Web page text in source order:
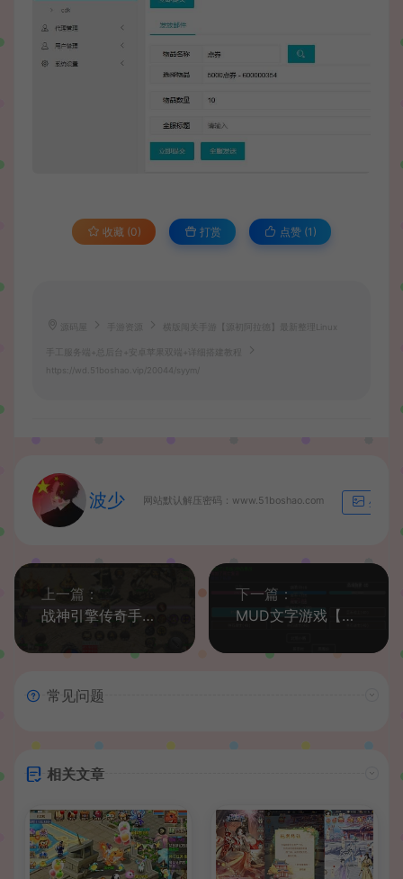
收藏 (0) 打赏 点赞 (1 )
手游资源 横版闯关手游【源初阿拉德】最新整理Linux
手工服务端+总后台+安卓苹果双端+详细搭建教程
https://wd.51boshao.vip/20044/syym/
波少 网站默认解压密码：www.51boshao.com 生成海
上一篇：
战神引擎传奇手游【虎跃合击单职业白猪版】最新整理WIN系特色服务端+安卓苹果双端+GM后台+详细搭建教程
下一篇：
MUD文字游戏【对影江湖】最新整理Win系一键即玩服务端+安卓客户端+详细搭建教程
常见问题
相关文章